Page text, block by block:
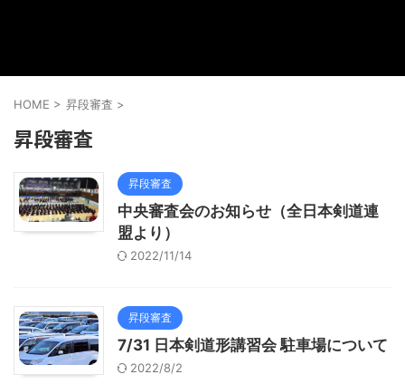
HOME > 昇段審査 >
昇段審査
昇段審査
中央審査会のお知らせ（全日本剣道連
盟より）
2022/11/14
昇段審査
7/31 日本剣道形講習会 駐車場について
2022/8/2